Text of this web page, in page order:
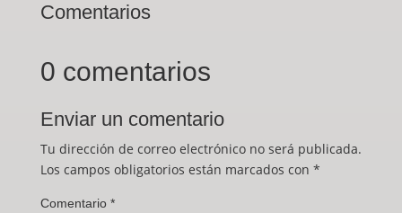
Comentarios
0 comentarios
Enviar un comentario
Tu dirección de correo electrónico no será publicada.
Los campos obligatorios están marcados con *
Comentario *